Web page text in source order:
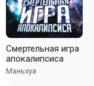
Cмертельная игра
апокалипсиса
Маньхуа